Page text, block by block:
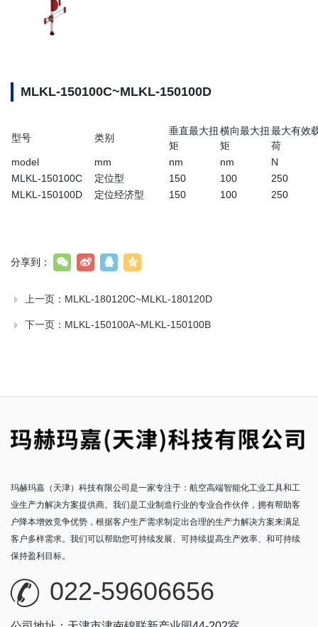
MLKL-150100C~MLKL-150100D
型号 类别
垂直最大扭
矩
横向最大扭
矩
最大有效
荷
model
mm nm nm
N
MLKL-150100C
定位型 150 100
250
MLKL-150100D
定位经济型 150 100 250
上一页： MLKL-180120C~MLKL-180120D
下一页： MLKL-150100A~MLKL-150100B
分享到：
玛赫玛嘉（天津）科技有限公司是一家专注于：航空高端智能化工业工具和工
业生产力解决方案提供商。我们是工业制造行业的专业合作伙伴，拥有帮助客
户降本增效竞争优势，根据客户生产需求制定出合理的生产力解决方案来满足
客户多样需求。我们可以帮助您可持续发展、可持续提高生产效率、和可持续
保持盈利目标。
022-59606656